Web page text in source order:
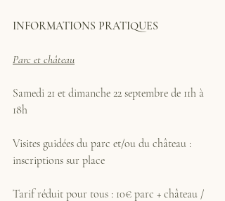
INFORMATIONS PRATIQUES
Parc et château
Samedi 21 et dimanche 22 septembre de 11h à
18h
Visites guidées du parc et/ou du château :
inscriptions sur place
Tarif réduit pour tous : 10€ parc + château /